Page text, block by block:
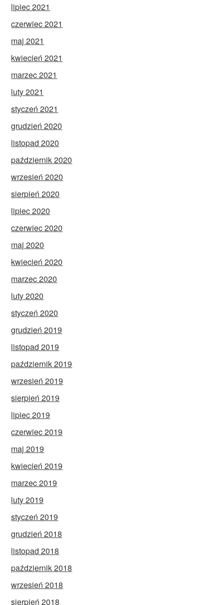
lipiec 2021
czerwiec 2021
maj 2021
kwiecień 2021
marzec 2021
luty 2021
styczeń 2021
grudzień 2020
listopad 2020
październik 2020
wrzesień 2020
sierpień 2020
lipiec 2020
czerwiec 2020
maj 2020
kwiecień 2020
marzec 2020
luty 2020
styczeń 2020
grudzień 2019
listopad 2019
październik 2019
wrzesień 2019
sierpień 2019
lipiec 2019
czerwiec 2019
maj 2019
kwiecień 2019
marzec 2019
luty 2019
styczeń 2019
grudzień 2018
listopad 2018
październik 2018
wrzesień 2018
sierpień 2018